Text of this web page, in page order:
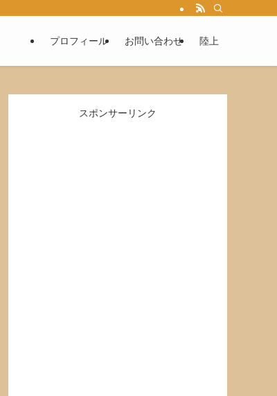
プロフィール お問い合わせ 陸上
スポンサーリンク